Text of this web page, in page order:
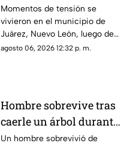
de personas y choca
varios vehículos
Momentos de tensión se
vivieron en el municipio de
Juárez, Nuevo León, luego de
que un trailero presuntamente
agosto 06, 2026 12:32 p. m.
Hombre sobrevive tras
caerle un árbol durante
tormenta
Un hombre sobrevivió de